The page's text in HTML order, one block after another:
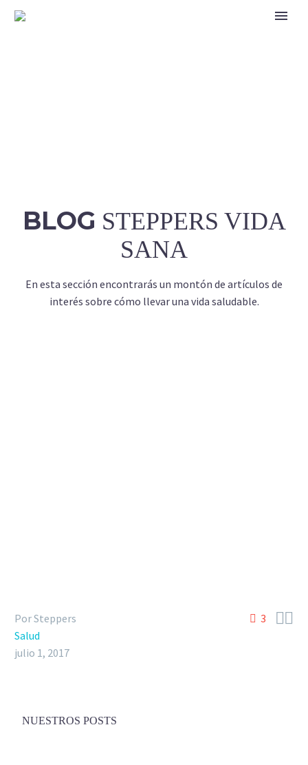
BLOG STEPPERS VIDA
SANA
En esta sección encontrarás un montón de artículos de
interés sobre cómo llevar una vida saludable.
3 
Por Steppers
Salud
julio 1, 2017
NUESTROS POSTS